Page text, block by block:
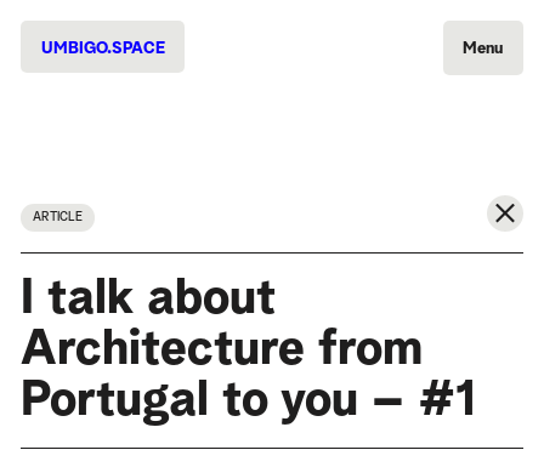
UMBIGO.SPACE Menu
ARTICLE
I talk about
Architecture from
Portugal to you – #1